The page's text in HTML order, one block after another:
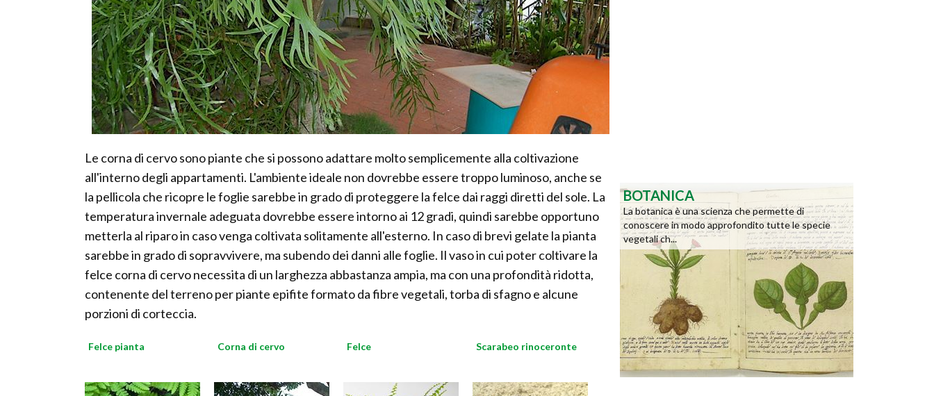
Le corna di cervo sono piante che si possono adattare molto semplicemente alla coltivazione
all'interno degli appartamenti. L'ambiente ideale non dovrebbe essere troppo luminoso, anche se
la pellicola che ricopre le foglie sarebbe in grado di proteggere la felce dai raggi diretti del sole. La
temperatura invernale adeguata dovrebbe essere intorno ai 12 gradi, quindi sarebbe opportuno
metterla al riparo in caso venga coltivata solitamente all'esterno. In caso di brevi gelate la pianta
sarebbe in grado di sopravvivere, ma subendo dei danni alle foglie. Il vaso in cui poter coltivare la
felce corna di cervo necessita di un larghezza abbastanza ampia, ma con una profondità ridotta,
contenente del terreno per piante epifite formato da fibre vegetali, torba di sfagno e alcune
porzioni di corteccia.
Felce pianta Corna di cervo Felce Scarabeo rinoceronte
BOTANICA
La botanica è una scienza che permette di
conoscere in modo approfondito tutte le specie
vegetali ch...